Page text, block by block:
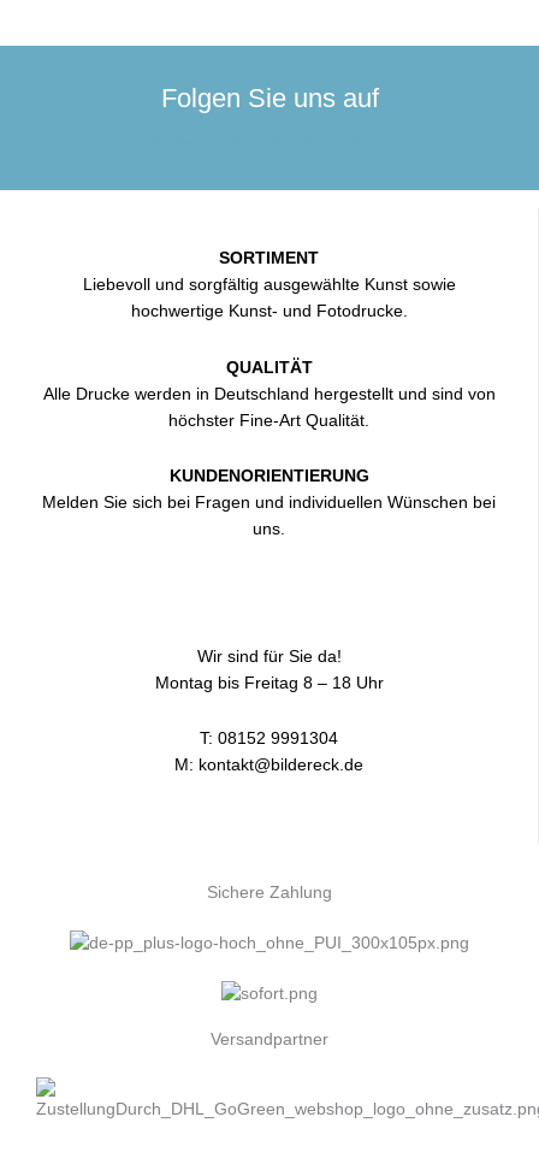
Folgen Sie uns auf
SORTIMENT
Liebevoll und sorgfältig ausgewählte Kunst sowie
hochwertige Kunst- und Fotodrucke.
QUALITÄT
Alle Drucke werden in Deutschland hergestellt und sind von
höchster Fine-Art Qualität.
KUNDENORIENTIERUNG
Melden Sie sich bei Fragen und individuellen Wünschen bei
uns.
Wir sind für Sie da!
Montag bis Freitag 8 – 18 Uhr
T: 08152 9991304
M: kontakt@bildereck.de
Sichere Zahlung
Versandpartner